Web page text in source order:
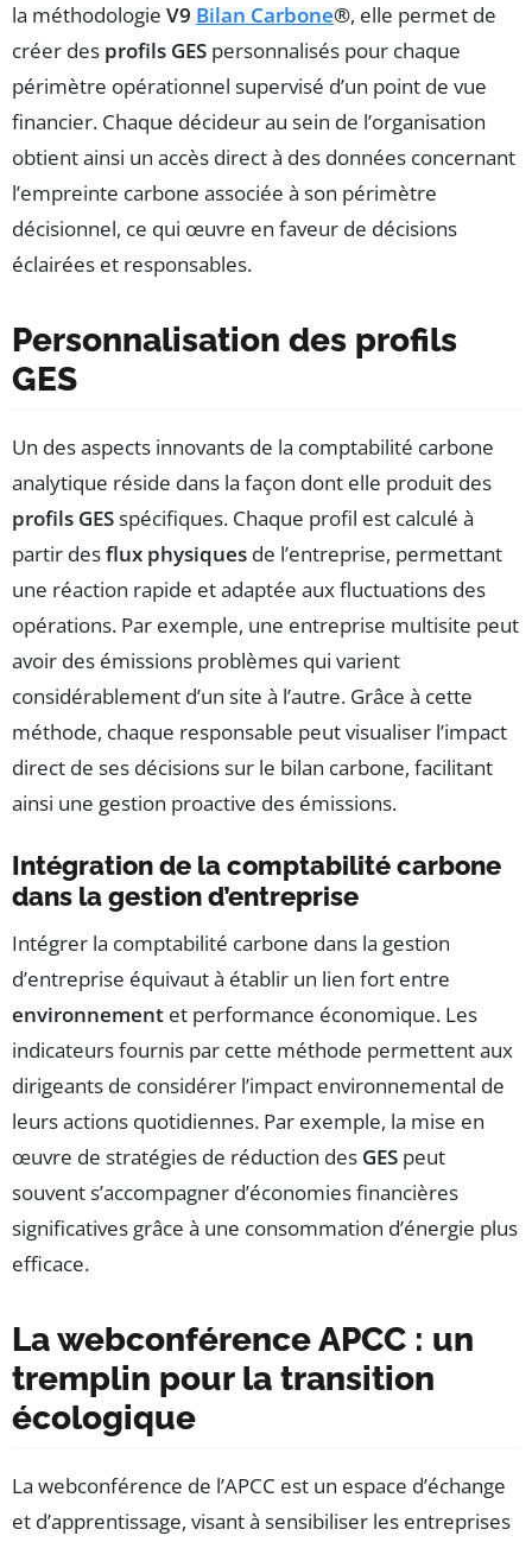
la méthodologie V9 Bilan Carbone®, elle permet de
créer des profils GES personnalisés pour chaque
périmètre opérationnel supervisé d’un point de vue
financier. Chaque décideur au sein de l’organisation
obtient ainsi un accès direct à des données concernant
l’empreinte carbone associée à son périmètre
décisionnel, ce qui œuvre en faveur de décisions
éclairées et responsables.
Personnalisation des profils
GES
Un des aspects innovants de la comptabilité carbone
analytique réside dans la façon dont elle produit des
profils GESspécifiques. Chaque profil est calculé à
partir desflux physiques de l’entreprise, permettant
une réaction rapide et adaptée aux fluctuations des
opérations. Par exemple, une entreprise multisite peut
avoir des émissions problèmes qui varient
considérablement d’un site à l’autre. Grâce à cette
méthode, chaque responsable peut visualiser l’impact
direct de ses décisions sur le bilan carbone, facilitant
ainsi une gestion proactive des émissions.
Intégration de la comptabilité carbone
dans la gestion d’entreprise
Intégrer la comptabilité carbone dans la gestion
d’entreprise équivaut à établir un lien fort entre
environnement et performance économique. Les
indicateurs fournis par cette méthode permettent aux
dirigeants de considérer l’impact environnemental de
leurs actions quotidiennes. Par exemple, la mise en
œuvre de stratégies de réduction des GES peut
souvent s’accompagner d’économies financières
significatives grâce à une consommation d’énergie plus
efficace.
La webconférence APCC : un
tremplin pour la transition
écologique
La webconférence de l’APCC est un espace d’échange
et d’apprentissage, visant à sensibiliser les entreprises